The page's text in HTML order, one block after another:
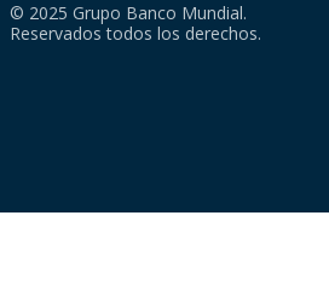
© 2025 Grupo Banco Mundial.
Reservados todos los derechos.